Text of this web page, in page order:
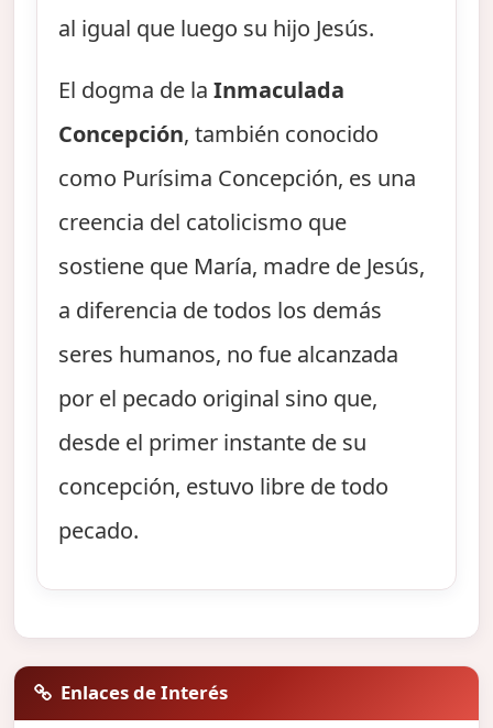
al igual que luego su hijo Jesús.
El dogma de laInmaculada
Concepción, también conocido
como Purísima Concepción, es una
creencia del catolicismo que
sostiene que María, madre de Jesús,
a diferencia de todos los demás
seres humanos, no fue alcanzada
por el pecado original sino que,
desde el primer instante de su
concepción, estuvo libre de todo
pecado.
Enlaces de Interés